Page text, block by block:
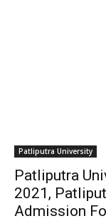
Patliputra University
Patliputra
2021,
Admission